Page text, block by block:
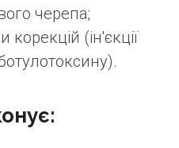
черепа;
корекцій (ін'єкції